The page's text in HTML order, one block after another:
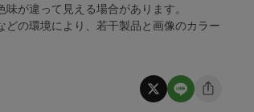
が違って見える場合があります。
どの環境により、若干製品と画像のカラー